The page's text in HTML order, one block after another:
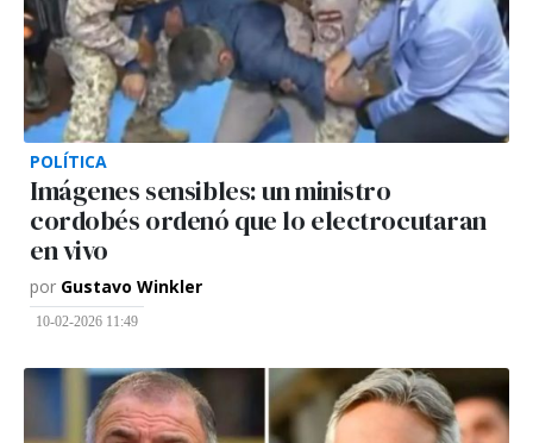
POLÍTICA
Imágenes sensibles: un ministro
cordobés ordenó que lo electrocutaran
en vivo
por Gustavo Winkler
10-02-2026 11:49